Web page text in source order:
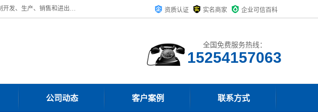
济南汇丰达化工有限公司是一家民营股份制精细化工企业，主要从事化工溶剂、药用辅料、合成中间体等深加工产品的研制开发、生产、销售和进出口贸易。主营产品：环氧丙烷，十二烷基苯，甲基磺酸，磺酸，DMF，DMAC，甘油，苯甲醇，乙酰氯，甲基丙烯酸，甲基丙烯酸甲酯，叔丁醇，异辛酸，二乙烯三胺，一乙，二乙‎，三乙醇胺，原乙酸三甲酯等化工产品及中间体。欢迎各界朋友洽谈咨询业务。 资质认证 实名商家 企业可信百科
全国免费服务热线：
15254157063
公司动态 客户案例 联系方式